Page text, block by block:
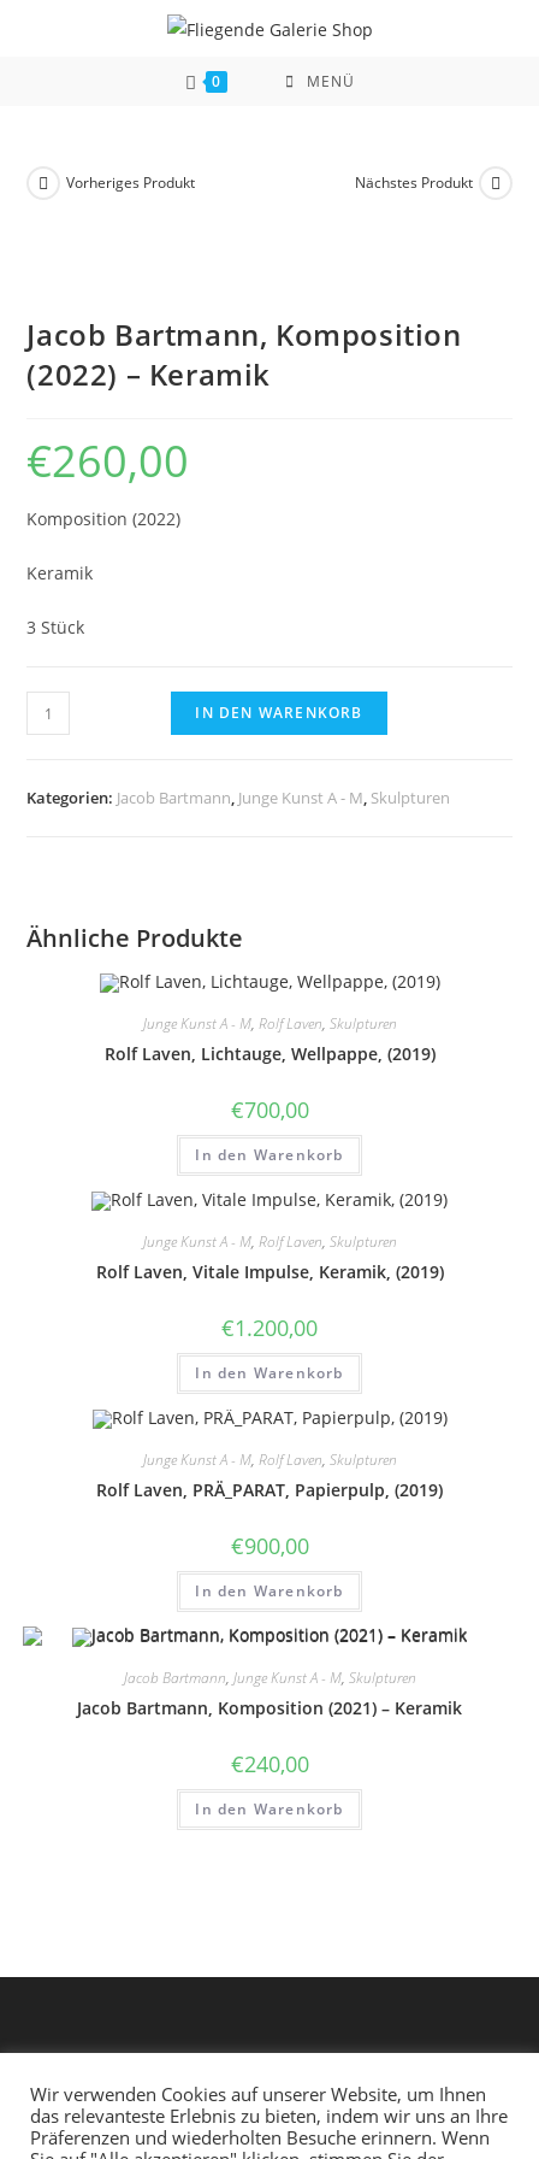
0 MENÜ
Vorheriges Produkt Nächstes Produkt
Jacob Bartmann, Komposition
(2022) – Keramik
€260,00
Komposition (2022)
Keramik
3 Stück
Jacob
Bartmann,
(2022)
IN DEN WARENKORB
Kategorien: Jacob Bartmann, Junge Kunst A - M, Skulpturen
Ähnliche Produkte
Junge Kunst A - M, Rolf Laven, Skulpturen
Rolf Laven, Lichtauge, Wellpappe, (2019)
€700,00
In den Warenkorb
Junge Kunst A - M, Rolf Laven, Skulpturen
Rolf Laven, Vitale Impulse, Keramik, (2019)
€1.200,00
In den Warenkorb
Junge Kunst A - M, Rolf Laven, Skulpturen
Rolf Laven, PRÄ_PARAT, Papierpulp, (2019)
€900,00
In den Warenkorb
Jacob Bartmann, Junge Kunst A - M, Skulpturen
Jacob Bartmann, Komposition (2021) – Keramik
€240,00
In den Warenkorb
Wir verwenden Cookies auf unserer Website, um Ihnen
das relevanteste Erlebnis zu bieten, indem wir uns an Ihre
Präferenzen und wiederholten Besuche erinnern. Wenn